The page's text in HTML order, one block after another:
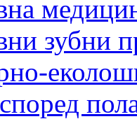
зубни